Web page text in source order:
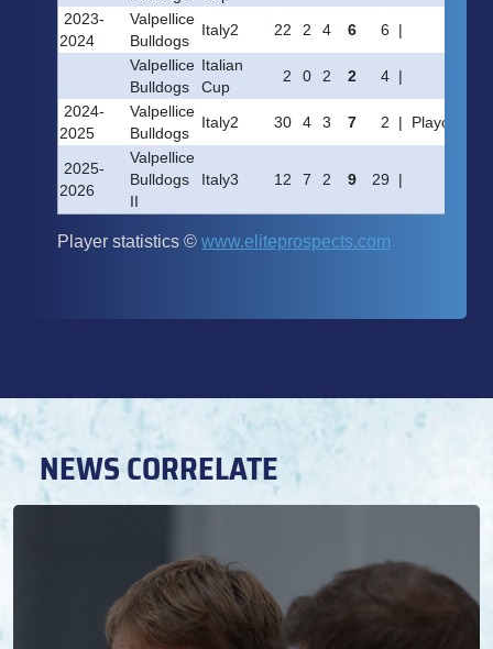
NEWS CORRELATE